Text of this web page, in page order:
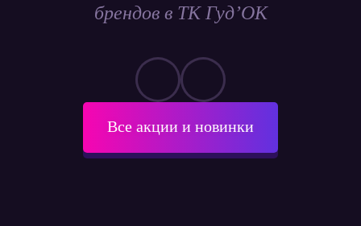
брендов в ТК Гуд’ОК
Все акции и новинки